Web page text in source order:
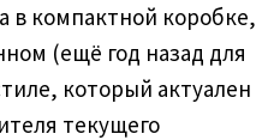
в компактной коробке,
(ещё год назад для
который актуален
текущего